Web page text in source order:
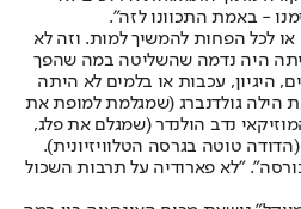
- באמת התכוונו לזה".
לכל הפחות להמשיך למות. וזה לא
היה נדמה שהשליטה במה שהפך
היגיון, עכבות או בלמים לא היתה
הילה גולדנברג (שמגלמת למופת את
נדב הולנדר (שמגלם את פלג,
טוטה בגרסה הטלוויזיונית).
"לא פארודיה על תרבות השכול